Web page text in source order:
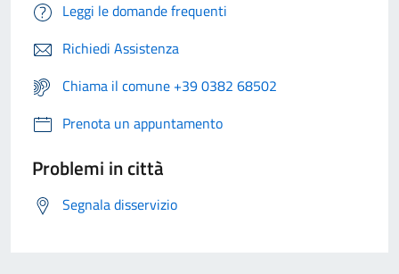
Leggi le domande frequenti
Richiedi Assistenza
Chiama il comune +39 0382 68502
Prenota un appuntamento
Problemi in città
Segnala disservizio